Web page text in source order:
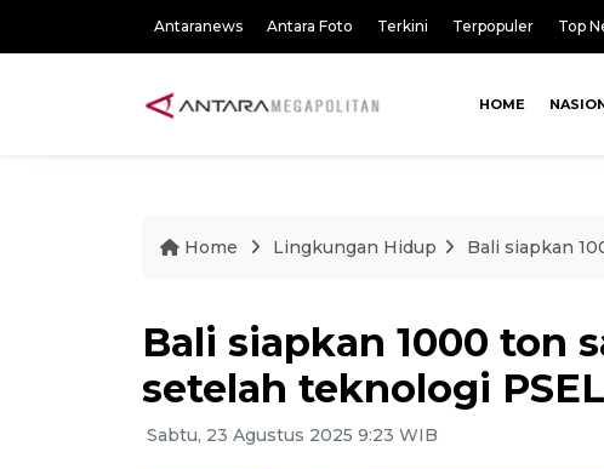
Antaranews Antara Foto Terkini Terpopuler Top
HOME
Home Lingkungan Hidup Bali siapkan
Bali siapkan 1000 ton
setelah teknologi
Sabtu, 23 Agustus 2025 9:23 WIB